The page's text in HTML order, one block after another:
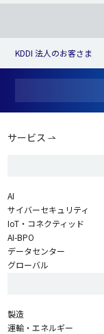
KDDI 法人のお客さま
サービス
AI
サイバーセキュリティ
IoT・コネクティッド
AI-BPO
データセンター
グローバル
製造
運輸・エネルギー